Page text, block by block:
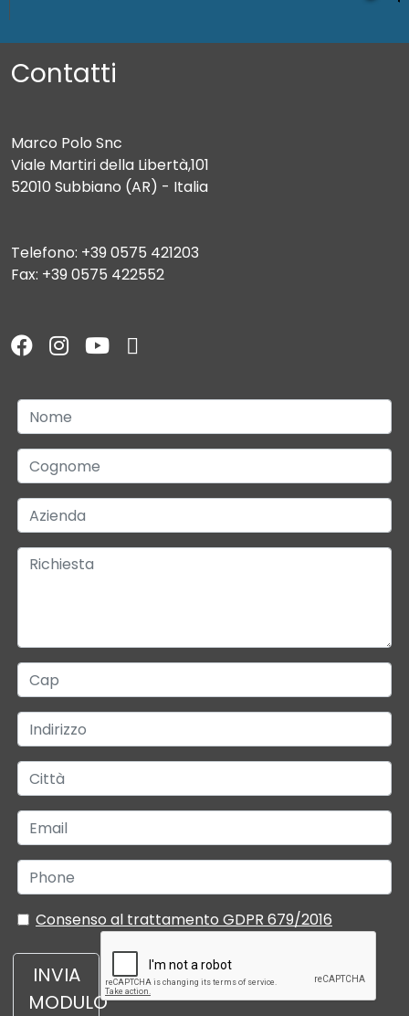
Contatti
Marco Polo Snc
Viale Martiri della Libertà,101
52010 Subbiano (AR) - Italia
Telefono: +39 0575 421203
Fax: +39 0575 422552
Consenso al trattamento GDPR 679/2016
INVIA
MODULO